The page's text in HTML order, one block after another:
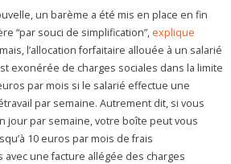
un barème a été mis en place en fin
“par souci de simplification”, explique
l’allocation forfaitaire allouée à un salarié
exonérée de charges sociales dans la limite
par mois si le salarié effectue une
par semaine. Autrement dit, si vous
jour par semaine, votre boîte peut vous
10 euros par mois de frais
une facture allégée des charges